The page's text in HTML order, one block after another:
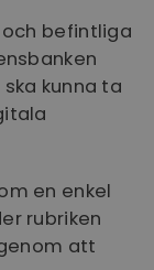
befintliga
kunna ta
en enkel
rubriken
att